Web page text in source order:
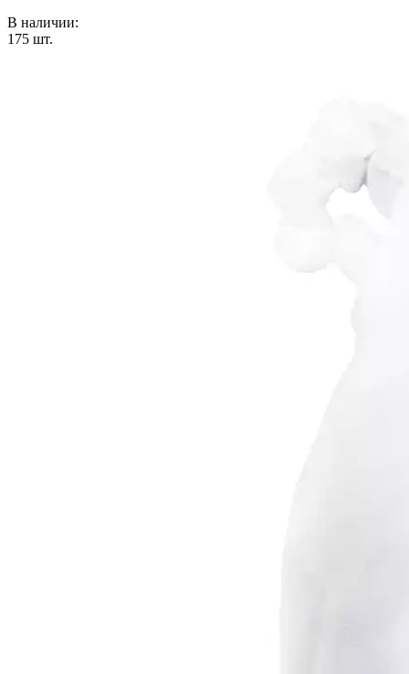
В наличии:
175 шт.